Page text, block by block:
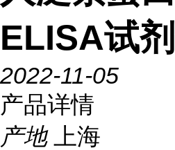
ELISA试
2022-11-05
产品详情
产地
上海